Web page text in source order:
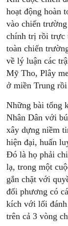
hoạt động hoàn
vào chiến
chính trị rồi trực
toàn chiến
về lý luận các
Mỹ Tho, Plây
ở miền Trung
Những bài tổng
Nhân Dân với
xây dựng niềm
hiện đại, huấn
Đó là họ phải
lạ, trong một
gắn chặt với
đối phương có
kích với lối đánh
trên cả 3 vòng